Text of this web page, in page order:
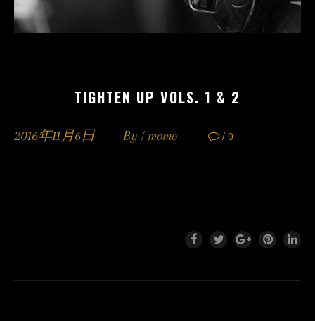
TIGHTEN UP VOLS. 1 & 2
2016年11月6日 By / momo / 0